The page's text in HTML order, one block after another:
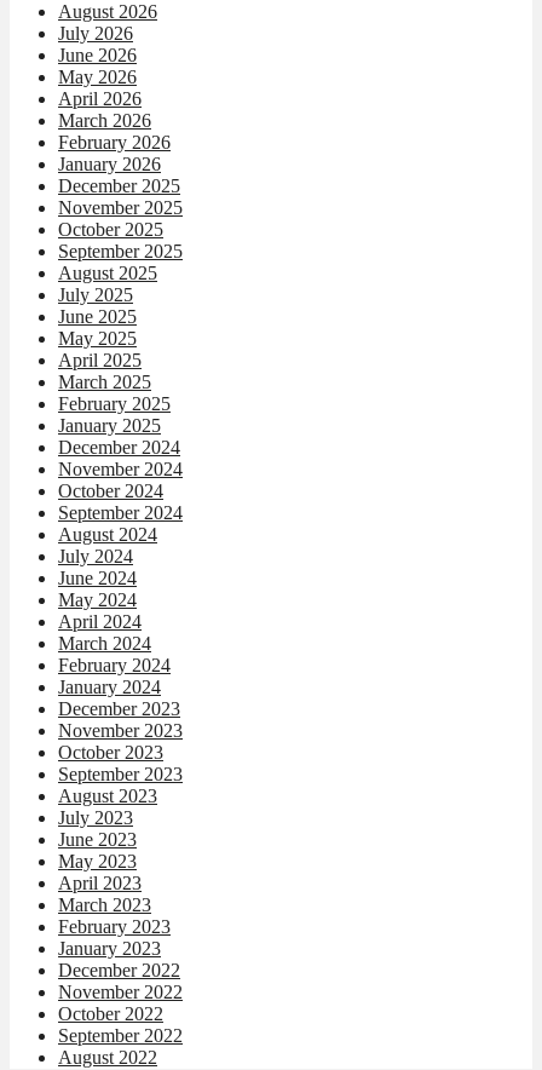
August 2026
July 2026
June 2026
May 2026
April 2026
March 2026
February 2026
January 2026
December 2025
November 2025
October 2025
September 2025
August 2025
July 2025
June 2025
May 2025
April 2025
March 2025
February 2025
January 2025
December 2024
November 2024
October 2024
September 2024
August 2024
July 2024
June 2024
May 2024
April 2024
March 2024
February 2024
January 2024
December 2023
November 2023
October 2023
September 2023
August 2023
July 2023
June 2023
May 2023
April 2023
March 2023
February 2023
January 2023
December 2022
November 2022
October 2022
September 2022
August 2022